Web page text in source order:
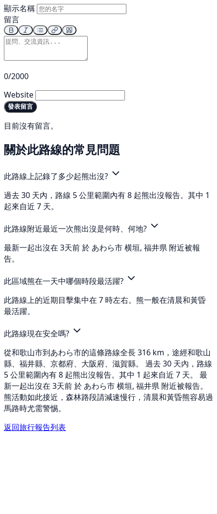
顯示名稱
留言
0/2000
Website
發表留言
目前沒有留言。
關於此路線的常見問題
此路線上記錄了多少起熊出沒?
過去 30 天內，路線 5 公里範圍內有 8 起熊出沒報告。其中 1
起來自近 7 天。
此路線附近最近一次熊出沒是何時、何地?
最新一起出沒在 3天前 於 あわら市 横垣, 福井県 附近被報
告。
此區域熊在一天中哪個時段最活躍?
此路線上的近期目擊集中在 7 時左右。熊一般在清晨和黃昏
最活躍。
此路線現在安全嗎?
從和歌山市到あわら市的這條路線全長 316 km，途經和歌山
縣、福井縣、京都府、大阪府、滋賀縣。 過去 30 天內，路線
5 公里範圍內有 8 起熊出沒報告。其中 1 起來自近 7 天。 最
新一起出沒在 3天前 於 あわら市 横垣, 福井県 附近被報告。
熊活動如此接近，森林路段請減速慢行，清晨和黃昏熊容易過
馬路時尤需警惕。
返回旅行報告列表